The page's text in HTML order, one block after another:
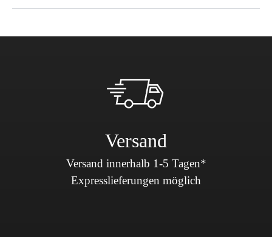
Versand
Versand innerhalb 1-5 Tagen*
Expresslieferungen möglich